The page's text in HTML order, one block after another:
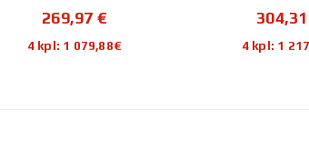
269,97 €
4 kpl: 1 079,88€
304,31
4 kpl: 1